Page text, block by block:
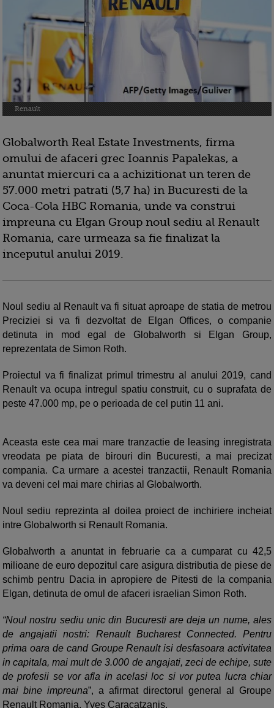
Renault
Globalworth Real Estate Investments, firma
omului de afaceri grec Ioannis Papalekas, a
anuntat miercuri ca a achizitionat un teren de
57.000 metri patrati (5,7 ha) in Bucuresti de la
Coca-Cola HBC Romania, unde va construi
impreuna cu Elgan Group noul sediu al Renault
Romania, care urmeaza sa fie finalizat la
inceputul anului 2019.
Noul sediu al Renault va fi situat aproape de statia de metrou
Preciziei si va fi dezvoltat de Elgan Offices, o companie
detinuta in mod egal de Globalworth si Elgan Group,
reprezentata de Simon Roth.
Proiectul va fi finalizat primul trimestru al anului 2019, cand
Renault va ocupa intregul spatiu construit, cu o suprafata de
peste 47.000 mp, pe o perioada de cel putin 11 ani.
Aceasta este cea mai mare tranzactie de leasing inregistrata
vreodata pe piata de birouri din Bucuresti, a mai precizat
compania. Ca urmare a acestei tranzactii, Renault Romania
va deveni cel mai mare chirias al Globalworth.
Noul sediu reprezinta al doilea proiect de inchiriere incheiat
intre Globalworth si Renault Romania.
Globalworth a anuntat in februarie ca a cumparat cu 42,5
milioane de euro depozitul care asigura distributia de piese de
schimb pentru Dacia in apropiere de Pitesti de la compania
Elgan, detinuta de omul de afaceri israelian Simon Roth.
“Noul nostru sediu unic din Bucuresti are deja un nume, ales
de angajatii nostri: Renault Bucharest Connected. Pentru
prima oara de cand Groupe Renault isi desfasoara activitatea
in capitala, mai mult de 3.000 de angajati, zeci de echipe, sute
de profesii se vor afla in acelasi loc si vor putea lucra chiar
mai bine impreuna”, a afirmat directorul general al Groupe
Renault Romania, Yves Caracatzanis.